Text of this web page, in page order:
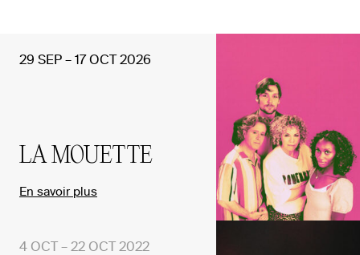
LA MOUETTE
29 SEP – 17 OCT 2026
En savoir plus
4 OCT – 22 OCT 2022